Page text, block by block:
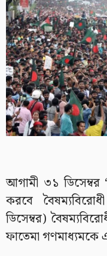
আগামী ৩১ ডিসেম্বর
করবে
ডিসেম্বর)
ফাতেমা গণমাধ্যমকে